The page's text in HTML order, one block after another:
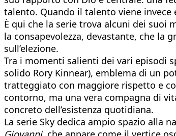
talento. Quando il talento viene
È qui che la serie trova alcuni dei suoi
la consapevolezza, devastante, che la
sull’elezione.
Tra i momenti salienti dei vari episodi
solido Rory Kinnear), emblema di un
tratteggiato con maggiore rispetto e
contorno, ma una vera compagna di
concreto dell’esistenza quotidiana.
La serie Sky dedica ampio spazio alla